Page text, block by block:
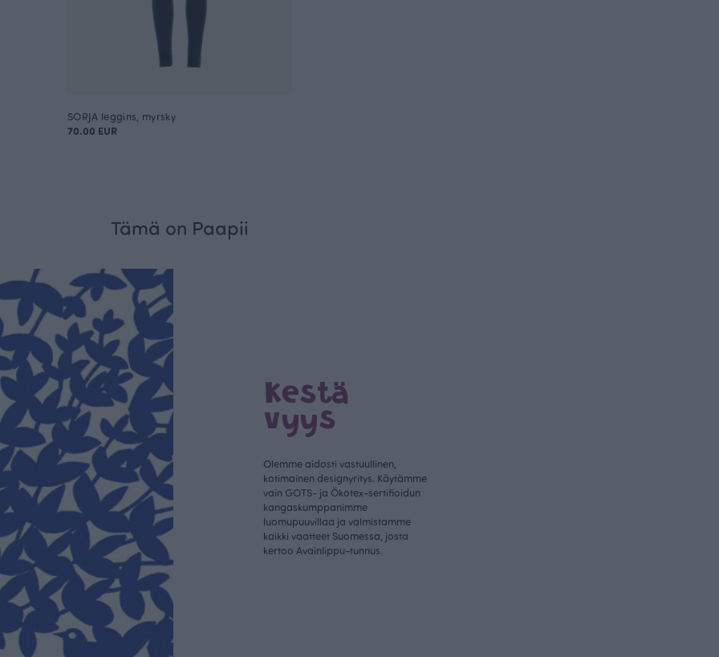
SORJA leggins, myrsky
70.00 EUR
Tämä on Paapii
Kestä
vyys
Olemme aidosti vastuullinen,
kotimainen designyritys. Käytämme
vain GOTS- ja Ökotex-sertifioidun
kangaskumppanimme
luomupuuvillaa ja valmistamme
kaikki vaatteet Suomessa, josta
kertoo Avainlippu-tunnus.